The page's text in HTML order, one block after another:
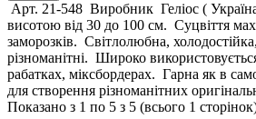
Арт. 21-548 Виробник Геліос (
висотою від 30 до 100 см. Суцвіття
заморозків. Світлолюбна,
різноманітні. Широко
рабатках, міксбордерах. Гарна як в
для створення різноманітних
Показано з 1 по 5 з 5 (всього 1